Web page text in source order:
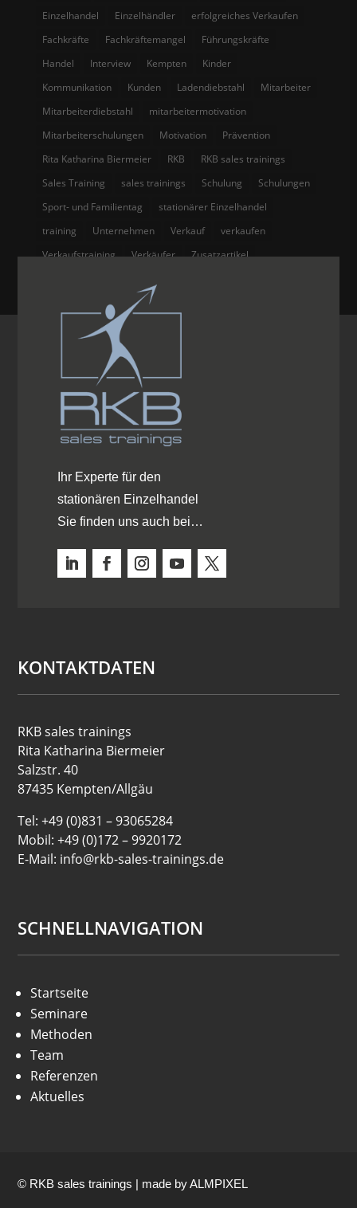
Einzelhandel
Einzelhändler
erfolgreiches Verkaufen
Fachkräfte
Fachkräftemangel
Führungskräfte
Handel
Interview Kempten
Kinder
Kommunikation
Kunden Ladendiebstahl
Mitarbeiter
Mitarbeiterdiebstahl
mitarbeitermotivation
Mitarbeiterschulungen
Motivation
Prävention
Rita Katharina Biermeier
RKB
RKB sales trainings
Sales Training
sales trainings Schulung
Schulungen
Sport- und Familientag
stationärer Einzelhandel
training
Unternehmen Verkauf
verkaufen
Verkaufstraining
Verkäufer Zusatzartikel
Ihr Experte für den
stationären Einzelhandel
Sie finden uns auch bei…
KONTAKTDATEN
RKB sales trainings
Rita Katharina Biermeier
Salzstr. 40
87435 Kempten/Allgäu
Tel: +49 (0)831 – 93065284
Mobil: +49 (0)172 – 9920172
E-Mail: info@rkb-sales-trainings.de
SCHNELLNAVIGATION
Startseite
Seminare
Methoden
Team
Referenzen
Aktuelles
© RKB sales trainings | made byALMPIXEL